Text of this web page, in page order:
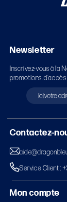
Newsletter
Inscrivez-vous à la
promotions,
Contactez-
Service Client :
Mon compte